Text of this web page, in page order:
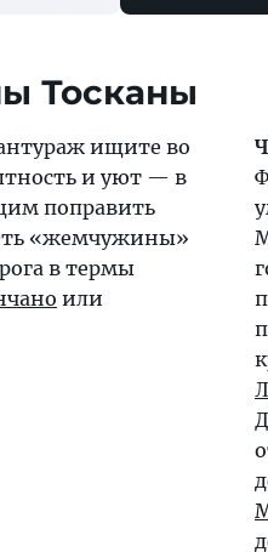
Тосканы
ищите во
и уют — в
поправить
«жемчужины»
в термы
или